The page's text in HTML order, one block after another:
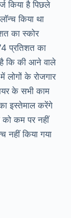
किया है पिछले
किया था
का स्कोर
प्रतिशत का
है कि की आने वाले
लोगों के रोजगार
के सभी काम
इस्तेमाल करेंगे
को कम पर नहीं
नहीं किया गया